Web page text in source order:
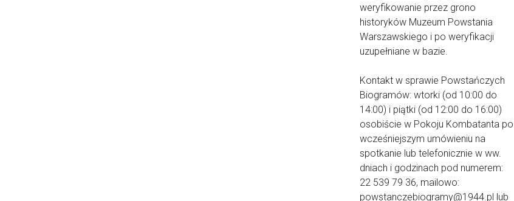
weryfikowanie przez grono
historyków Muzeum Powstania
Warszawskiego i po weryfikacji
uzupełniane w bazie.
Kontakt w sprawie Powstańczych
Biogramów: wtorki (od 10:00 do
14:00) i piątki (od 12:00 do 16:00)
osobiście w Pokoju Kombatanta po
wcześniejszym umówieniu na
spotkanie lub telefonicznie w ww.
dniach i godzinach pod numerem:
22 539 79 36, mailowo:
powstanczebiogramy@1944.pl lub